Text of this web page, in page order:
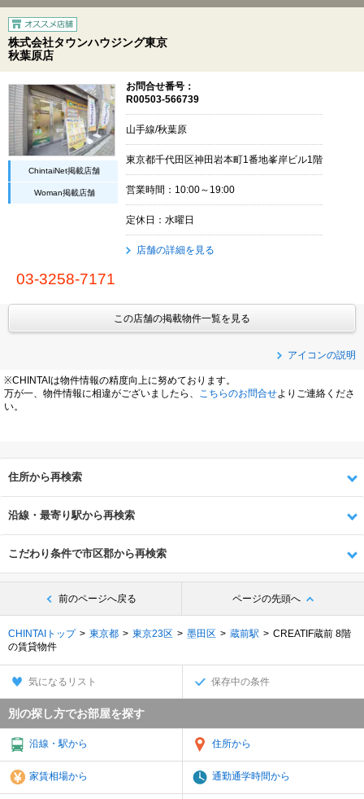
株式会社タウンハウジング東京
秋葉原店
ChintaiNet掲載店舗
Woman掲載店舗
お問合せ番号：
R00503-566739
山手線/秋葉原
東京都千代田区神田岩本町1番地峯岸ビル1階
営業時間：10:00～19:00
定休日：水曜日
店舗の詳細を見る
03-3258-7171
この店舗の掲載物件一覧を見る
アイコンの説明
※CHINTAIは物件情報の精度向上に努めております。
万が一、物件情報に相違がございましたら、
こちらのお問合せよりご連絡くださ
い。
住所から再検索
沿線・最寄り駅から再検索
こだわり条件で市区郡から再検索
前のページへ戻る ページの先頭へ
CHINTAIトップ 東京都 東京23区 墨田区 蔵前駅
CREATIF蔵前 8階
の賃貸物件
気になるリスト 保存中の条件
別の探し方でお部屋を探す
沿線・駅から 住所から
家賃相場から 通勤通学時間から